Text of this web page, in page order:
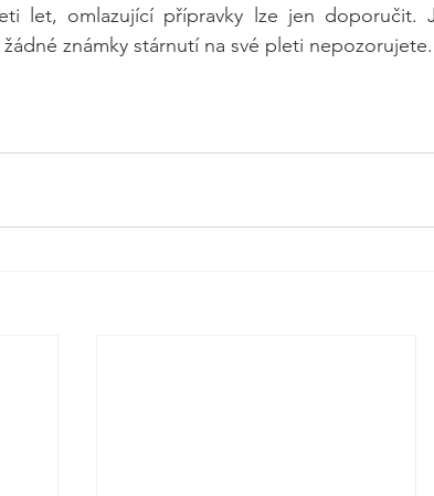
let, omlazující přípravky lze jen doporučit.
známky stárnutí na své pleti nepozorujete.